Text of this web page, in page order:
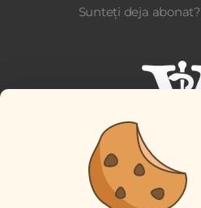
Sunteți deja abonat?